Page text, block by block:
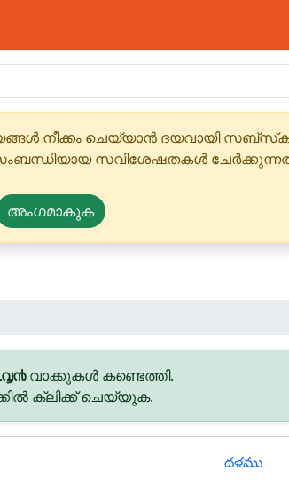
നീക്കം ചെയ്യാൻ ദയവായി
സംബന്ധിയായ സവിശേഷതകൾ
അംഗമാകുക
വാക്കുകൾ കണ്ടെത്തി.
ക്ലിക്ക് ചെയ്യുക.
దళము